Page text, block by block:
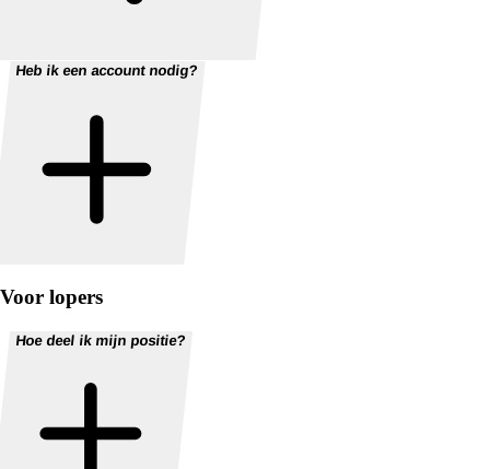
Heb ik een account nodig?
Voor lopers
Hoe deel ik mijn positie?